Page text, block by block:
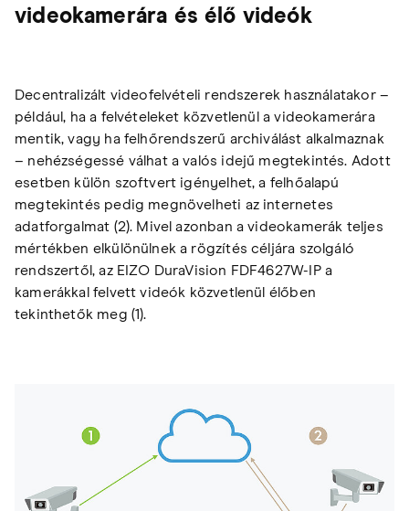
videokamerára és élő videók
Decentralizált videofelvételi rendszerek használatakor –
például, ha a felvételeket közvetlenül a videokamerára
mentik, vagy ha felhőrendszerű archiválást alkalmaznak
– nehézségessé válhat a valós idejű megtekintés. Adott
esetben külön szoftvert igényelhet, a felhőalapú
megtekintés pedig megnövelheti az internetes
adatforgalmat (2). Mivel azonban a videokamerák teljes
mértékben elkülönülnek a rögzítés céljára szolgáló
rendszertől, az EIZO DuraVision FDF4627W-IP a
kamerákkal felvett videók közvetlenül élőben
tekinthetők meg (1).